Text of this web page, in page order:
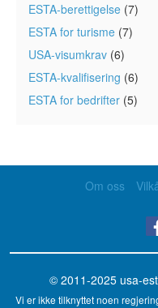
ESTA-berettigelse (7)
ESTA for turisme (7)
USA-visumkrav (6)
ESTA-kvalifisering (6)
ESTA for bedrifter (5)
Om oss
© 2011-2025 usa-
Vi er ikke tilknyttet noen